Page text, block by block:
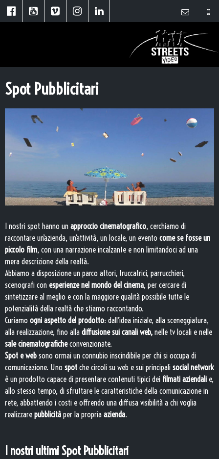
Spot Pubblicitari
I nostri spot hanno un approccio cinematografico, cerchiamo di
raccontare un’azienda, un’attività, un locale, un evento come se fosse un
piccolo film, con una narrazione incalzante e non limitandoci ad una
mera descrizione della realtà.
Abbiamo a disposizione un parco attori, truccatrici, parrucchieri,
scenografi con esperienze nel mondo del cinema, per cercare di
sintetizzare al meglio e con la maggiore qualità possibile tutte le
potenzialità della realtà che stiamo raccontando.
Curiamo ogni aspetto del prodotto: dall’idea iniziale, alla sceneggiatura,
alla realizzazione, fino alla diffusione sui canali web, nelle tv locali e nelle
sale cinematograficheconvenzionate.
Spot e web sono ormai un connubio inscindibile per chi si occupa di
comunicazione. Uno spot che circoli su web e sui principali social network
è un prodotto capace di presentare contenuti tipici dei filmati aziendali e,
allo stesso tempo, di sfruttare le caratteristiche della comunicazione in
rete, abbattendo i costi e offrendo una diffusa visibilità a chi voglia
realizzare pubblicità per la propria azienda.
I nostri ultimi Spot Pubblicitari